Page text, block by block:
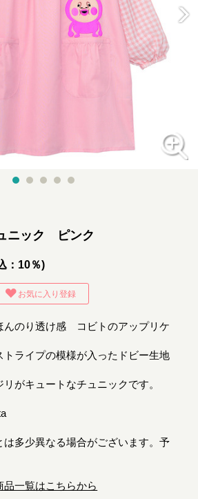
ニック ピンク
：10％)
お気に入り登録
んのり透け感 コビトのアップリケ
トライプの模様が入ったドビー生地
がキュートなチュニックです。
は多少異なる場合がございます。予
品一覧はこちらから